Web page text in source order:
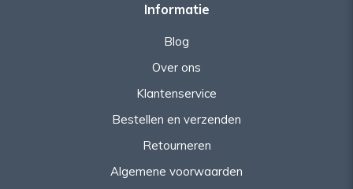
Informatie
Blog
Over ons
Klantenservice
Bestellen en verzenden
Retourneren
Algemene voorwaarden